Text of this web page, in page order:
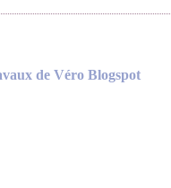
de Véro Blogspot